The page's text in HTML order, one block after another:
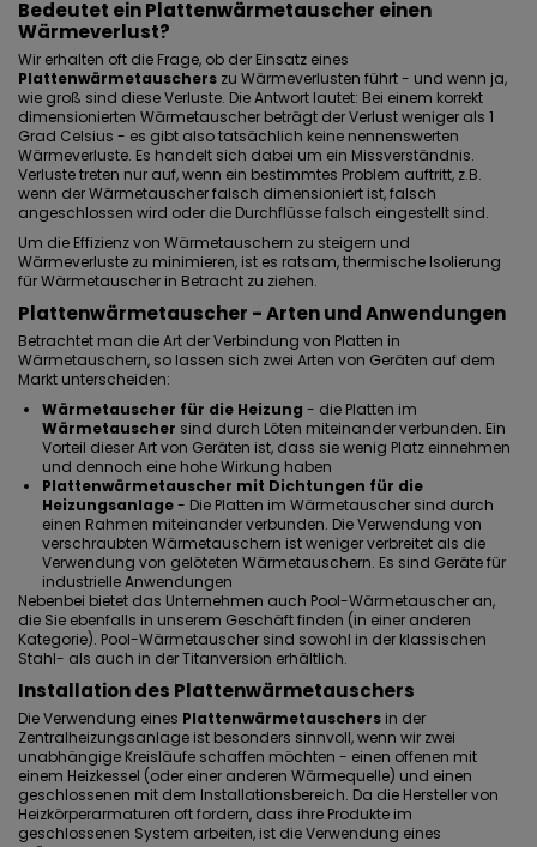
Bedeutet ein Plattenwärmetauscher einen
Wärmeverlust?
Wir erhalten oft die Frage, ob der Einsatz eines
Plattenwärmetauschers zu Wärmeverlusten führt - und wenn ja,
wie groß sind diese Verluste. Die Antwort lautet: Bei einem korrekt
dimensionierten Wärmetauscher beträgt der Verlust weniger als 1
Grad Celsius - es gibt also tatsächlich keine nennenswerten
Wärmeverluste. Es handelt sich dabei um ein Missverständnis.
Verluste treten nur auf, wenn ein bestimmtes Problem auftritt, z.B.
wenn der Wärmetauscher falsch dimensioniert ist, falsch
angeschlossen wird oder die Durchflüsse falsch eingestellt sind.
Um die Effizienz von Wärmetauschern zu steigern und
Wärmeverluste zu minimieren, ist es ratsam,thermische Isolierung
für Wärmetauscher in Betracht zu ziehen.
Plattenwärmetauscher - Arten und Anwendungen
Betrachtet man dieArt der Verbindung von Platten in
Wärmetauschern, so lassen sich zwei Arten von Geräten auf dem
Markt unterscheiden:
Wärmetauscher für die Heizung - die Platten im
Wärmetauscher sind durch Löten miteinander verbunden. Ein
Vorteil dieser Art von Geräten ist, dass sie wenig Platz einnehmen
und dennoch eine hohe Wirkung haben
Plattenwärmetauscher mit Dichtungen für die
Heizungsanlage- Die Platten im Wärmetauscher sind durch
einen Rahmen miteinander verbunden. Die Verwendung von
verschraubten Wärmetauschern ist weniger verbreitet als die
Verwendung von gelöteten Wärmetauschern. Es sind Geräte für
industrielle Anwendungen
Nebenbei bietet das Unternehmen auch Pool-Wärmetauscher an,
die Sie ebenfalls in unserem Geschäft finden (in einer anderen
Kategorie). Pool-Wärmetauscher sind sowohl in der klassischen
Stahl- als auch in derTitanversion erhältlich.
Installation des Plattenwärmetauschers
Die Verwendung eines Plattenwärmetauschers in der
Zentralheizungsanlage ist besonders sinnvoll, wenn wir zwei
unabhängige Kreisläufe schaffen möchten - einen offenen mit
einem Heizkessel (oder einer anderen Wärmequelle) und einen
geschlossenen mit dem Installationsbereich. Da die Hersteller von
Heizkörperarmaturen oft fordern, dass ihre Produkte im
geschlossenen System arbeiten, ist die Verwendung eines